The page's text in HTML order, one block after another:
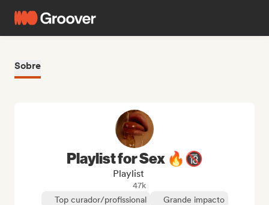
Sobre
Playlist for Sex 🔥🔞
Playlist
47k
Top curador/profissional
Grande impacto